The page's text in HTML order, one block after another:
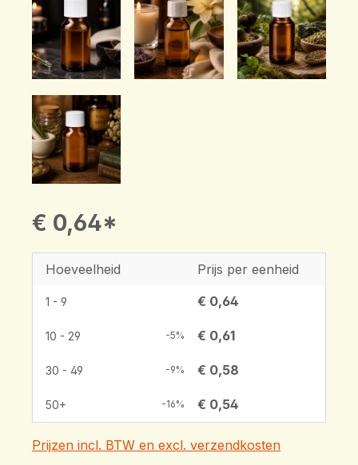
€ 0,64*
Hoeveelheid Prijs per eenheid
1 - 9 € 0,64
10 - 29 -5% € 0,61
30 - 49 -9% € 0,58
50+ -16% € 0,54
Prijzen incl. BTW en excl. verzendkosten